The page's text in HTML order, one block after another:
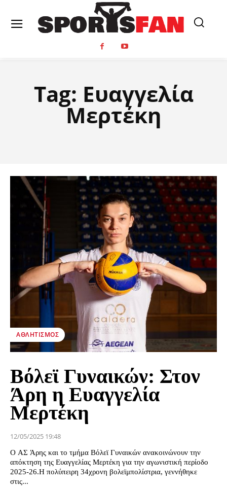
Tag: Ευαγγελία
Μερτέκη
ΑΘΛΗΤΙΣΜΌΣ
Βόλεϊ Γυναικών: Στον
Άρη η Ευαγγελία
Μερτέκη
12/05/2025 19:48
Ο ΑΣ Άρης και το τμήμα Βόλεϊ Γυναικών ανακοινώνουν την
απόκτηση της Ευαγγελίας Μερτέκη για την αγωνιστική περίοδο
2025-26.Η πολύπειρη 34χρονη βολεϊμπολίστρια, γεννήθηκε
στις...